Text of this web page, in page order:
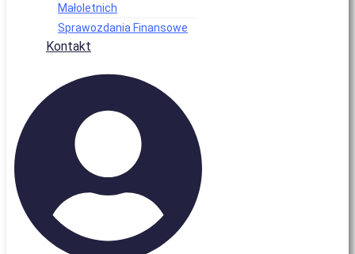
Małoletnich
Sprawozdania Finansowe
Kontakt